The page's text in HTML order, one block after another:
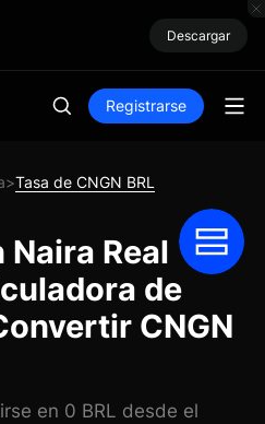
Descargar
Registrarse
>Tasa de CNGN BRL
Real
de
CNGN
en 0 BRL desde el